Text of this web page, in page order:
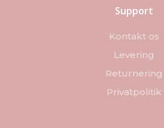
Support
Kontakt os
Levering
Returnering
Privatpolitik